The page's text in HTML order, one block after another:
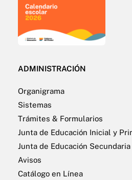
ADMINISTRACIÓN
Organigrama
Sistemas
Trámites & Formularios
Junta de Educación Inicial y
Junta de Educación Secundaria
Avisos
Catálogo en Línea